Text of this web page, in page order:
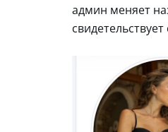
админ меняет